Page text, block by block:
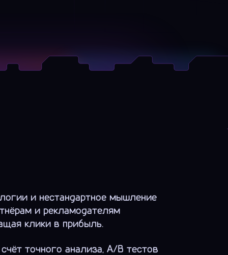
и нестандартное мышление
и рекламодателям
клики в прибыль.
точного анализа, A/B тестов